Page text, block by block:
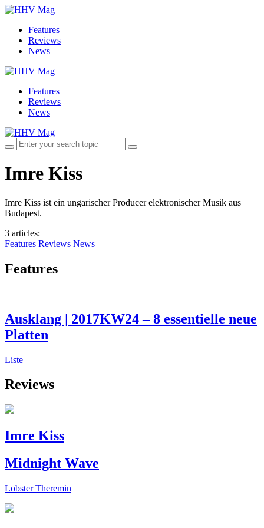
Features
Reviews
News
Features
Reviews
News
Imre Kiss
Imre Kiss ist ein ungarischer Producer elektronischer Musik aus
Budapest.
3 articles:
Features Reviews News
Features
Ausklang | 2017KW24 – 8 essentielle neue
Platten
Liste
Reviews
Imre Kiss
Midnight Wave
Lobster Theremin